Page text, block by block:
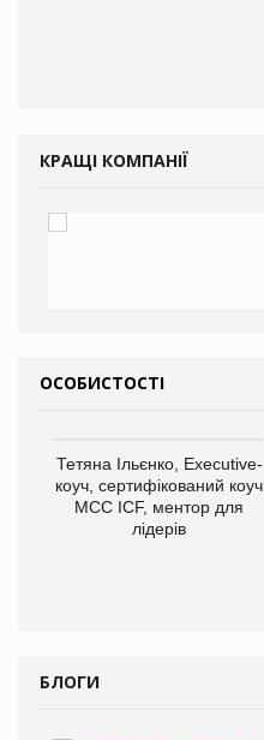
КРАЩІ КОМПАНІЇ
ОСОБИСТОСТІ
Тетяна Ільєнко, Executive-
коуч, сертифікований коуч
МСС ICF, ментор для
лідерів
БЛОГИ